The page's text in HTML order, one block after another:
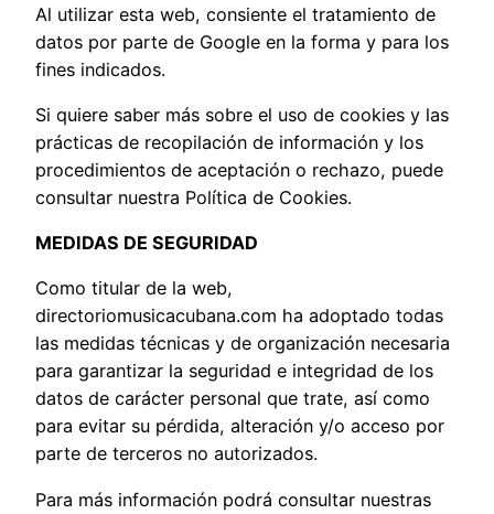
Al utilizar esta web, consiente el tratamiento de
datos por parte de Google en la forma y para los
fines indicados.
Si quiere saber más sobre el uso de cookies y las
prácticas de recopilación de información y los
procedimientos de aceptación o rechazo, puede
consultar nuestra Política de Cookies.
MEDIDAS DE SEGURIDAD
Como titular de la web,
directoriomusicacubana.com ha adoptado todas
las medidas técnicas y de organización necesaria
para garantizar la seguridad e integridad de los
datos de carácter personal que trate, así como
para evitar su pérdida, alteración y/o acceso por
parte de terceros no autorizados.
Para más información podrá consultar nuestras